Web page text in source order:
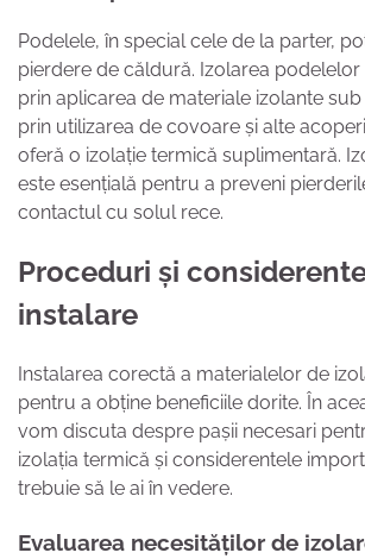
Podelele, în special cele de la parter,
pierdere de căldură. Izolarea podelelor
prin aplicarea de materiale izolante
prin utilizarea de covoare și alte
oferă o izolație termică suplimentară.
este esențială pentru a preveni
contactul cu solul rece.
Proceduri și
instalare
Instalarea corectă a materialelor de
pentru a obține beneficiile dorite. În
vom discuta despre pașii necesari
izolația termică și considerentele
trebuie să le ai în vedere.
Evaluarea necesităților de